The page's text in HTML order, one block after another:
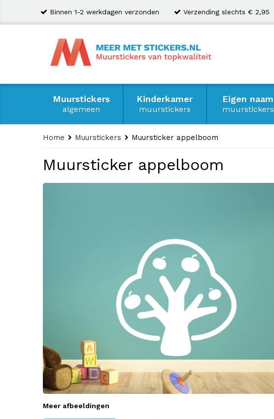
Binnen 1-2 werkdagen verzonden Verzending slechts € 2,95
Muurstickers
algemeen
Kinderkamer
muurstickers
Eigen naam
muurstickers
Home Muurstickers Muursticker appelboom
Muursticker appelboom
Meer afbeeldingen